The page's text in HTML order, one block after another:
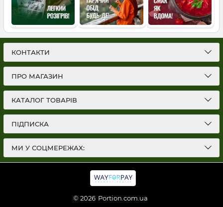
КОНТАКТИ
ПРО МАГАЗИН
КАТАЛОГ ТОВАРІВ
ПІДПИСКА
МИ У СОЦМЕРЕЖАХ:
© 2026 Portion.com.ua